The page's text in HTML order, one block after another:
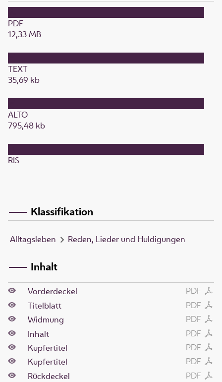
PDF
12,33 MB
TEXT
35,69 kb
ALTO
795,48 kb
RIS
Klassifikation
Alltagsleben Reden, Lieder und Huldigungen
Inhalt
PDF
Vorderdeckel
PDF
Titelblatt
PDF
Widmung
PDF
Inhalt
PDF
Kupfertitel
PDF
Kupfertitel
PDF
Rückdeckel